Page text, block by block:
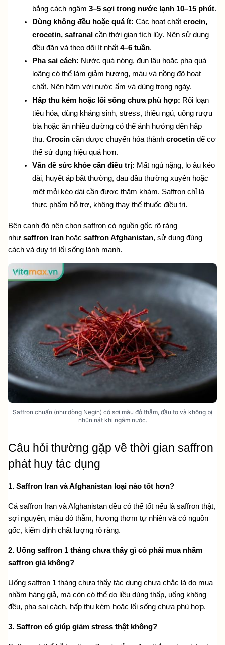
bằng cách ngâm 3–5 sợi trong nước lạnh 10–15 phút.
Dùng không đều hoặc quá ít: Các hoạt chất crocin,
crocetin, safranal cần thời gian tích lũy. Nên sử dụng
đều đặn và theo dõi ít nhất 4–6 tuần.
Pha sai cách: Nước quá nóng, đun lâu hoặc pha quá
loãng có thể làm giảm hương, màu và nồng độ hoạt
chất. Nên hãm với nước ấm và dùng trong ngày.
Hấp thu kém hoặc lối sống chưa phù hợp: Rối loạn
tiêu hóa, dùng kháng sinh, stress, thiếu ngủ, uống rượu
bia hoặc ăn nhiều đường có thể ảnh hưởng đến hấp
thu. Crocin cần được chuyển hóa thành crocetin để cơ
thể sử dụng hiệu quả hơn.
Vấn đề sức khỏe cần điều trị: Mất ngủ nặng, lo âu kéo
dài, huyết áp bất thường, đau đầu thường xuyên hoặc
mệt mỏi kéo dài cần được thăm khám. Saffron chỉ là
thực phẩm hỗ trợ, không thay thế thuốc điều trị.
Bên cạnh đó nên chọn saffron có nguồn gốc rõ ràng
như saffron Iran hoặc saffron Afghanistan, sử dụng đúng
cách và duy trì lối sống lành mạnh.
Saffron chuẩn (như dòng Negin) có sợi màu đỏ thẫm, đầu to và không bị
nhũn nát khi ngâm nước.
Câu hỏi thường gặp về thời gian saffron
phát huy tác dụng
1. Saffron Iran và Afghanistan loại nào tốt hơn?
Cả saffron Iran và Afghanistan đều có thể tốt nếu là saffron thật,
sợi nguyên, màu đỏ thẫm, hương thơm tự nhiên và có nguồn
gốc, kiểm định chất lượng rõ ràng.
2. Uống saffron 1 tháng chưa thấy gì có phải mua nhầm
saffron giả không?
Uống saffron 1 tháng chưa thấy tác dụng chưa chắc là do mua
nhầm hàng giả, mà còn có thể do liều dùng thấp, uống không
đều, pha sai cách, hấp thu kém hoặc lối sống chưa phù hợp.
3. Saffron có giúp giảm stress thật không?